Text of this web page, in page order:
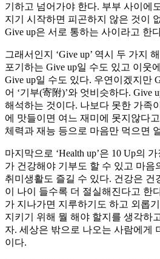
기하고 넘어가야 한다. 부부 사이에
지기 시작하면 피곤하지 않은 것이
Give up은 서로 통하는 사이라고 한
그래서인지 ‘Give up’ 역시 두 가지
포기하는 Give up일 수도 있고 이웃
Give up일 수도 있다. 우연이겠지만
어 ‘기부(寄附)’와 엇비슷하다. Give
해석하는 것이다. 나보다 못한 가족
에 맛들이면 여느 재미에 못지않다
체력과 재능 등으로 마음만 먹으면
마지막으로 ‘Health up’은 10 Up의
가 건강해야 기부도 할 수 있고 마음
취미생활도 즐길 수 있다. 건강은 건
이 나이 들수록 더 절실해진다고 한
가 지나가면 지루하기도 하고 외롭
지키기 위해 뭘 해야 할지를 생각하
자. 세상은 밖으로 나오는 사람에게
이다.